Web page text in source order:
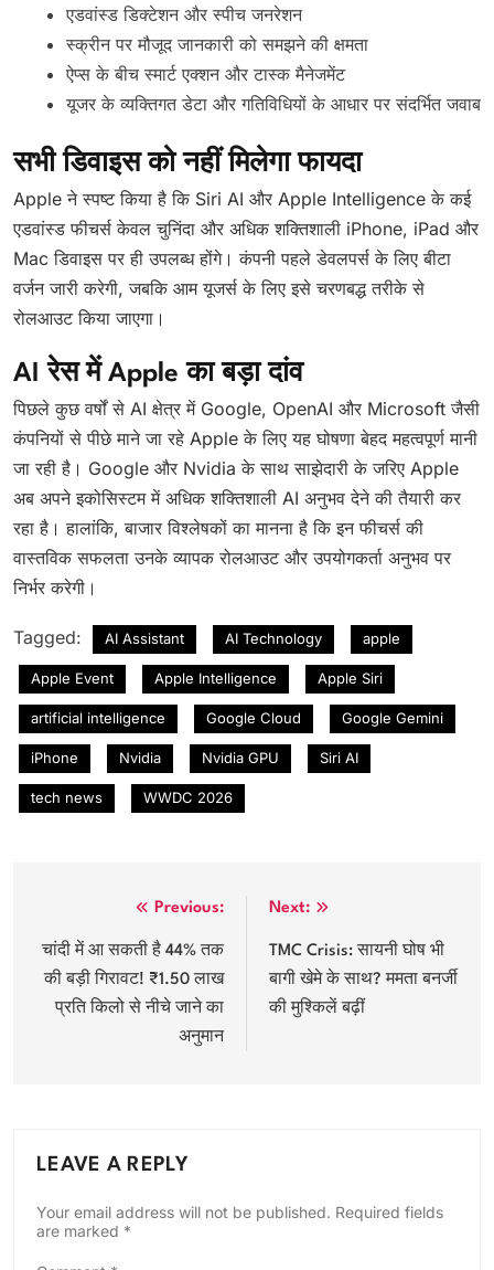
एडवांस्ड डिक्टेशन और स्पीच जनरेशन
स्क्रीन पर मौजूद जानकारी को समझने की क्षमता
ऐप्स के बीच स्मार्ट एक्शन और टास्क मैनेजमेंट
यूजर के व्यक्तिगत डेटा और गतिविधियों के आधार पर संदर्भित जवाब
सभी डिवाइस को नहीं मिलेगा फायदा
Apple ने स्पष्ट किया है कि Siri AI और Apple Intelligence के कई
एडवांस्ड फीचर्स केवल चुनिंदा और अधिक शक्तिशाली iPhone, iPad और
Mac डिवाइस पर ही उपलब्ध होंगे। कंपनी पहले डेवलपर्स के लिए बीटा
वर्जन जारी करेगी, जबकि आम यूजर्स के लिए इसे चरणबद्ध तरीके से
रोलआउट किया जाएगा।
AI रेस में Apple का बड़ा दांव
पिछले कुछ वर्षों से AI क्षेत्र में Google, OpenAI और Microsoft जैसी
कंपनियों से पीछे माने जा रहे Apple के लिए यह घोषणा बेहद महत्वपूर्ण मानी
जा रही है। Google और Nvidia के साथ साझेदारी के जरिए Apple
अब अपने इकोसिस्टम में अधिक शक्तिशाली AI अनुभव देने की तैयारी कर
रहा है। हालांकि, बाजार विश्लेषकों का मानना है कि इन फीचर्स की
वास्तविक सफलता उनके व्यापक रोलआउट और उपयोगकर्ता अनुभव पर
निर्भर करेगी।
Tagged: AI Assistant AI Technology apple
Apple Event Apple Intelligence Apple Siri
artificial intelligence Google Cloud Google Gemini
iPhone Nvidia Nvidia GPU Siri AI
tech news WWDC 2026
navigation
Previous:
चांदी में आ सकती है 44% तक
की बड़ी गिरावट! ₹1.50 लाख
प्रति किलो से नीचे जाने का
अनुमान
Next:
TMC Crisis: सायनी घोष भी
बागी खेमे के साथ? ममता बनर्जी
की मुश्किलें बढ़ीं
LEAVE A REPLY
Your email address will not be published. Required fields
are marked *